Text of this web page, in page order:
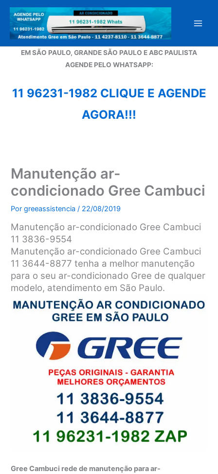
para
conteúdo
EM SÃO PAULO, GRANDE SÃO PAULO E ABC PAULISTA
AGENDE PELO WHATSAPP:
11 96231-1982 CLIQUE E AGENDE
AGORA!!!
Manutenção ar-
condicionado Gree Cambuci
Porgreeassistencia/ 22/08/2019
Manutenção ar-condicionado Gree Cambuci
11 3836-9554
Manutenção ar-condicionado Gree Cambuci
11 3644-8877 tenha a melhor manutenção
para o seu ar-condicionado Gree de qualquer
modelo, atendimento em São Paulo.
Gree Cambuci rede de manutenção para ar-